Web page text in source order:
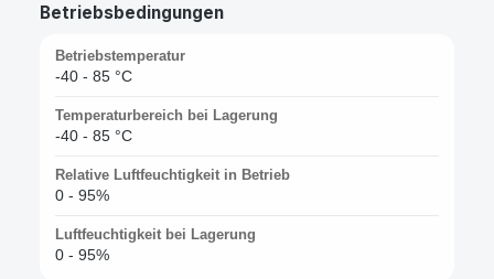
Betriebsbedingungen
Betriebstemperatur
-40 - 85 °C
Temperaturbereich bei Lagerung
-40 - 85 °C
Relative Luftfeuchtigkeit in Betrieb
0 - 95%
Luftfeuchtigkeit bei Lagerung
0 - 95%